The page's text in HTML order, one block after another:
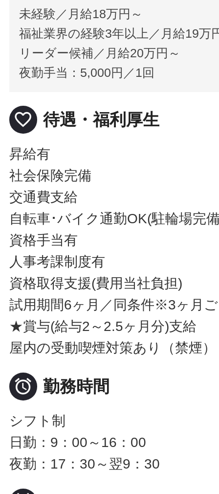
未経験／月給18万円～
福祉業界の経験3年以上／月給19万
リーダー候補／月給20万円～
夜勤手当：5,000円／1回
favorite_border 待遇・福利厚生
昇給有
社会保険完備
交通費支給
自転車･バイク通勤OK(駐輪場完
資格手当有
人事考課制度有
資格取得支援(費用当社負担)
試用期間6ヶ月／同条件※3ヶ月
★賞与(給与2～2.5ヶ月分)支給
屋内の受動喫煙対策あり（禁煙）
 勤務時間
シフト制
日勤：9：00～16：00
夜勤：17：30～翌9：30